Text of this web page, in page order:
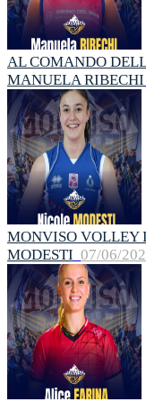
AL COMANDO
MANUELA RIBECHI
MONVISO VOLLEY
MODESTI 07/06/